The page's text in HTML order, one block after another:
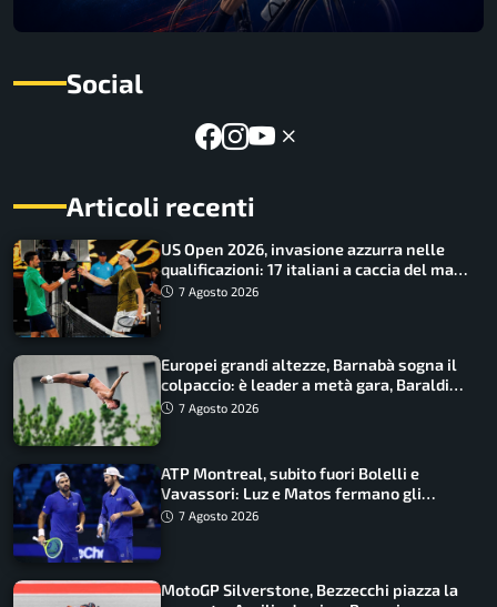
Social
Articoli recenti
US Open 2026, invasione azzurra nelle
qualificazioni: 17 italiani a caccia del main
draw7 Agosto 2026
Europei grandi altezze, Barnabà sogna il
colpaccio: è leader a metà gara, Baraldi
ancora in corsa
7 Agosto 2026
ATP Montreal, subito fuori Bolelli e
Vavassori: Luz e Matos fermano gli
azzurri
7 Agosto 2026
MotoGP Silverstone, Bezzecchi piazza la